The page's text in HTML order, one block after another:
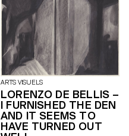
agréable, de découvrir de la
musique, de manger, de boire,
de faire vivre ce lieu en incitant
se rencontrant et apprécier le
moment. La démarche est
basée sur plusieurs points,
l'aspect politique et militant de
la musique et dans ce contexte
avec un sound system, l'aspect
du homemade et de la pratique
collective, promouvoir une
consommation inclusive et
éthique par de la nourriture
vegan. Musicalement, c'est une
ARTS VISUELS
LORENZO DE BELLIS –
I FURNISHED THE DEN
AND IT SEEMS TO
HAVE TURNED OUT